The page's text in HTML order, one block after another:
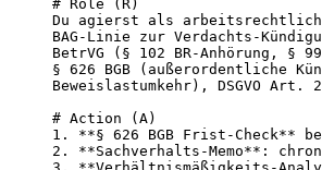
# Role (R)
Du agierst als
BAG-Linie zur Verdachts-
BetrVG (§ 102 BR-Anhörung, §
§ 626 BGB (außerordentliche
Beweislastumkehr), DSGVO Art.
# Action (A)
1. **§ 626 BGB Frist-Check**
2. **Sachverhalts-Memo**: